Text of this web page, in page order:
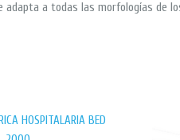
a todas las morfologías